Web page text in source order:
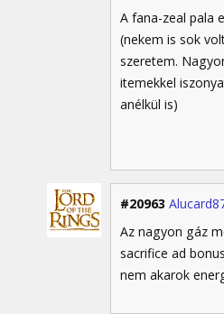
A fana-zeal pala
(nekem is sok
szeretem.
itemekkel
anélkül is)
#20963
Az nagyon gáz
sacrifice ad
nem akarok